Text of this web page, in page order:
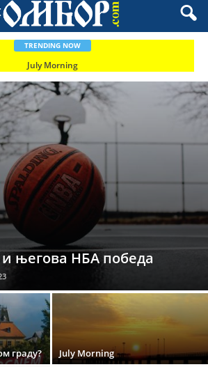
TRENDING NOW
July Morning
његова НБА победа
граду? July Morning